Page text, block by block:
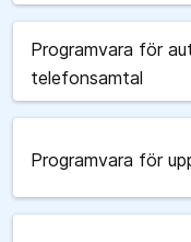
Programvara för
telefonsamtal
Programvara för